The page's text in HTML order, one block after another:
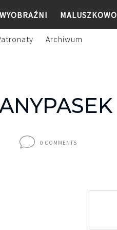
MALUSZKOWO
Archiwum
0 COMMENTS